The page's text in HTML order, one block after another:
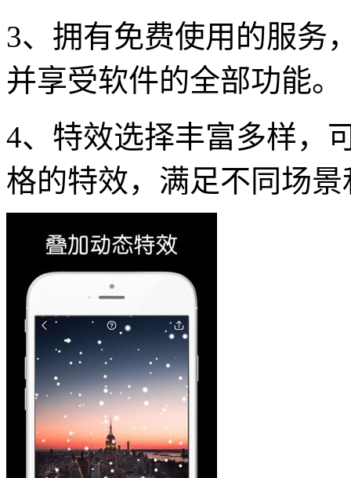
3、拥有免费使用的服务
并享受软件的全部功能。
4、特效选择丰富多样，
格的特效，满足不同场景